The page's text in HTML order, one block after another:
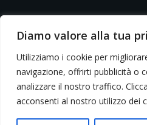
Diamo valore alla tua
Utilizziamo i cookie per
navigazione, offrirti pubblicità o
analizzare il nostro traffico.
acconsenti al nostro utilizzo dei
© 2026 GMG Media Company Di
03234710642 | C.F: